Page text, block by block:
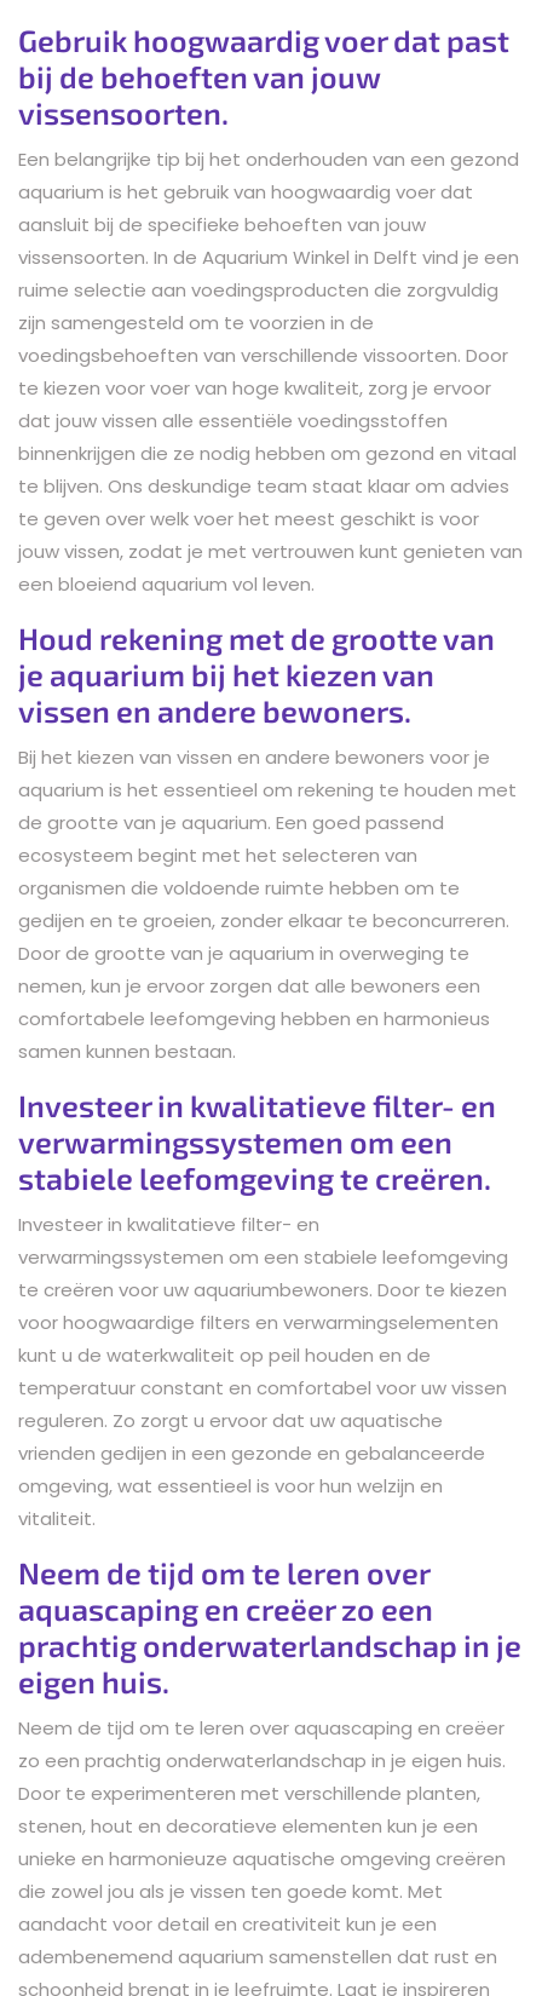
Gebruik hoogwaardig voer dat past
bij de behoeften van jouw
vissensoorten.
Een belangrijke tip bij het onderhouden van een gezond
aquarium is het gebruik van hoogwaardig voer dat
aansluit bij de specifieke behoeften van jouw
vissensoorten. In de Aquarium Winkel in Delft vind je een
ruime selectie aan voedingsproducten die zorgvuldig
zijn samengesteld om te voorzien in de
voedingsbehoeften van verschillende vissoorten. Door
te kiezen voor voer van hoge kwaliteit, zorg je ervoor
dat jouw vissen alle essentiële voedingsstoffen
binnenkrijgen die ze nodig hebben om gezond en vitaal
te blijven. Ons deskundige team staat klaar om advies
te geven over welk voer het meest geschikt is voor
jouw vissen, zodat je met vertrouwen kunt genieten van
een bloeiend aquarium vol leven.
Houd rekening met de grootte van
je aquarium bij het kiezen van
vissen en andere bewoners.
Bij het kiezen van vissen en andere bewoners voor je
aquarium is het essentieel om rekening te houden met
de grootte van je aquarium. Een goed passend
ecosysteem begint met het selecteren van
organismen die voldoende ruimte hebben om te
gedijen en te groeien, zonder elkaar te beconcurreren.
Door de grootte van je aquarium in overweging te
nemen, kun je ervoor zorgen dat alle bewoners een
comfortabele leefomgeving hebben en harmonieus
samen kunnen bestaan.
Investeer in kwalitatieve filter- en
verwarmingssystemen om een
stabiele leefomgeving te creëren.
Investeer in kwalitatieve filter- en
verwarmingssystemen om een stabiele leefomgeving
te creëren voor uw aquariumbewoners. Door te kiezen
voor hoogwaardige filters en verwarmingselementen
kunt u de waterkwaliteit op peil houden en de
temperatuur constant en comfortabel voor uw vissen
reguleren. Zo zorgt u ervoor dat uw aquatische
vrienden gedijen in een gezonde en gebalanceerde
omgeving, wat essentieel is voor hun welzijn en
vitaliteit.
Neem de tijd om te leren over
aquascaping en creëer zo een
prachtig onderwaterlandschap in je
eigen huis.
Neem de tijd om te leren over aquascaping en creëer
zo een prachtig onderwaterlandschap in je eigen huis.
Door te experimenteren met verschillende planten,
stenen, hout en decoratieve elementen kun je een
unieke en harmonieuze aquatische omgeving creëren
die zowel jou als je vissen ten goede komt. Met
aandacht voor detail en creativiteit kun je een
adembenemend aquarium samenstellen dat rust en
schoonheid brengt in je leefruimte. Laat je inspireren